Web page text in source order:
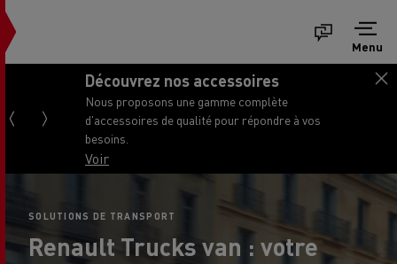
Menu
Découvrez nos accessoires
Nous proposons une gamme complète
d'accessoires de qualité pour répondre à vos
besoins.
Voir
SOLUTIONS DE TRANSPORT
Renault Trucks van : votre